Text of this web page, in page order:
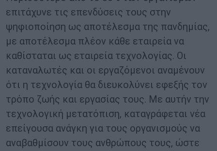
επιτάχυνε τις επενδύσεις τους στην
ψηφιοποίηση ως αποτέλεσμα της πανδημίας,
με αποτέλεσμα πλέον κάθε εταιρεία να
καθίσταται ως εταιρεία τεχνολογίας. Οι
καταναλωτές και οι εργαζόμενοι αναμένουν
ότι η τεχνολογία θα διευκολύνει εφεξής τον
τρόπο ζωής και εργασίας τους. Με αυτήν την
τεχνολογική μετατόπιση, καταγράφεται νέα
επείγουσα ανάγκη για τους οργανισμούς να
αναβαθμίσουν τους ανθρώπους τους, ώστε